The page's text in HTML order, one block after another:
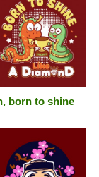
born to shine